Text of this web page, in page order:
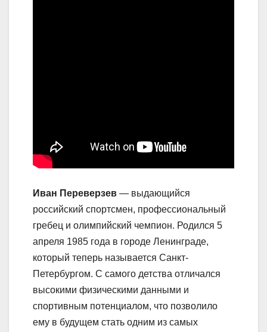
Иван Переверзев — выдающийся
российский спортсмен, профессиональный
гребец и олимпийский чемпион. Родился 5
апреля 1985 года в городе Ленинграде,
который теперь называется Санкт-
Петербургом. С самого детства отличался
высокими физическими данными и
спортивным потенциалом, что позволило
ему в будущем стать одним из самых